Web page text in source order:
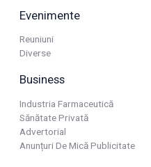
Evenimente
Reuniuni
Diverse
Business
Industria Farmaceutică
Sănătate Privată
Advertorial
Anunțuri De Mică Publicitate